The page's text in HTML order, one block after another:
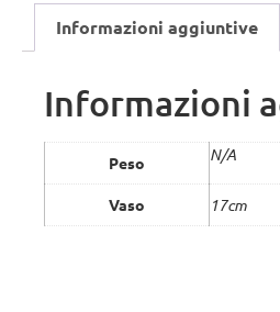
Informazioni aggiuntive
Informazioni
Peso N/A
Vaso 17cm